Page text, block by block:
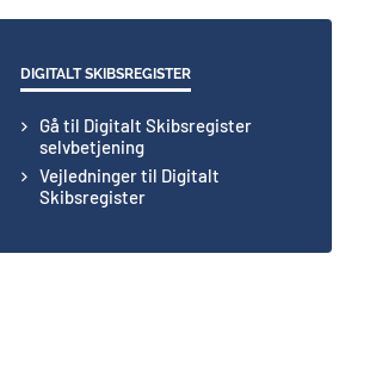
DIGITALT SKIBSREGISTER
Gå til Digitalt Skibsregister
selvbetjening
Vejledninger til Digitalt
Skibsregister